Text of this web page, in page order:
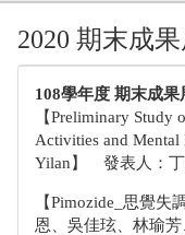
2020 期末成果
108學年度 期末成果
【Preliminary Study
Activities and Mental
Yilan】 發表人：丁
【Pimozide_思覺
恩、吳佳玹、林瑜